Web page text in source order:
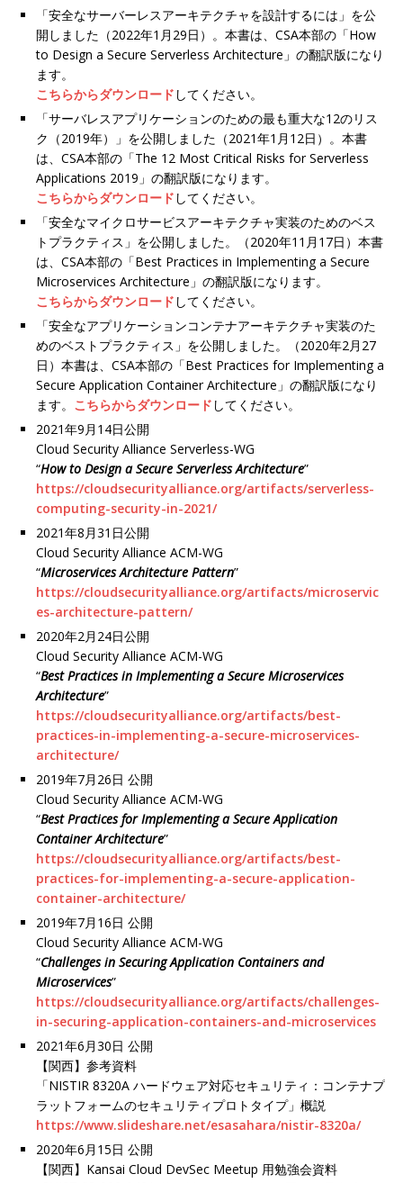
「安全なサーバーレスアーキテクチャを設計するには」を公
開しました（2022年1月29日）。本書は、CSA本部の「How
to Design a Secure Serverless Architecture」の翻訳版になり
ます。
こちらからダウンロード してください。
「サーバレスアプリケーションのための最も重大な12のリス
ク（2019年）」を公開しました（2021年1月12日）。本書
は、CSA本部の「The 12 Most Critical Risks for Serverless
Applications 2019」の翻訳版になります。
こちらからダウンロード してください。
「安全なマイクロサービスアーキテクチャ実装のためのベス
トプラクティス」を公開しました。（2020年11月17日）本書
は、CSA本部の「Best Practices in Implementing a Secure
Microservices Architecture」の翻訳版になります。
こちらからダウンロード してください。
「安全なアプリケーションコンテナアーキテクチャ実装のた
めのベストプラクティス」を公開しました。（2020年2月27
日）本書は、CSA本部の「Best Practices for Implementing a
Secure Application Container Architecture」の翻訳版になり
ます。 こちらからダウンロード してください。
2021年9月14日公開
Cloud Security Alliance Serverless-WG
“How to Design a Secure Serverless Architecture”
https://cloudsecurityalliance.org/artifacts/serverless-
computing-security-in-2021/
2021年8月31日公開
Cloud Security Alliance ACM-WG
“Microservices Architecture Pattern”
https://cloudsecurityalliance.org/artifacts/microservic
es-architecture-pattern/
2020年2月24日公開
Cloud Security Alliance ACM-WG
“Best Practices in Implementing a Secure Microservices
Architecture”
https://cloudsecurityalliance.org/artifacts/best-
practices-in-implementing-a-secure-microservices-
architecture/
2019年7月26日 公開
Cloud Security Alliance ACM-WG
“Best Practices for Implementing a Secure Application
Container Architecture”
https://cloudsecurityalliance.org/artifacts/best-
practices-for-implementing-a-secure-application-
container-architecture/
2019年7月16日 公開
Cloud Security Alliance ACM-WG
“Challenges in Securing Application Containers and
Microservices”
https://cloudsecurityalliance.org/artifacts/challenges-
in-securing-application-containers-and-microservices
2021年6月30日 公開
【関西】参考資料
「NISTIR 8320A ハードウェア対応セキュリティ：コンテナプ
ラットフォームのセキュリティプロトタイプ」概説
https://www.slideshare.net/esasahara/nistir-8320a/
2020年6月15日 公開
【関西】Kansai Cloud DevSec Meetup 用勉強会資料